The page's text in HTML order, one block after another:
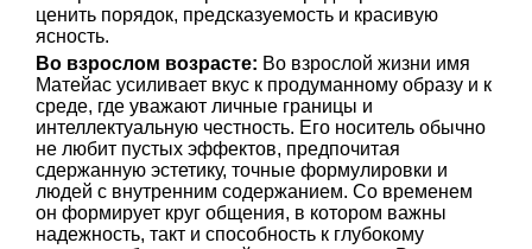
ценить порядок, предсказуемость и красивую
ясность.
Во взрослом возрасте: Во взрослой жизни имя
Матейас усиливает вкус к продуманному образу и к
среде, где уважают личные границы и
интеллектуальную честность. Его носитель обычно
не любит пустых эффектов, предпочитая
сдержанную эстетику, точные формулировки и
людей с внутренним содержанием. Со временем
он формирует круг общения, в котором важны
надежность, такт и способность к глубокому